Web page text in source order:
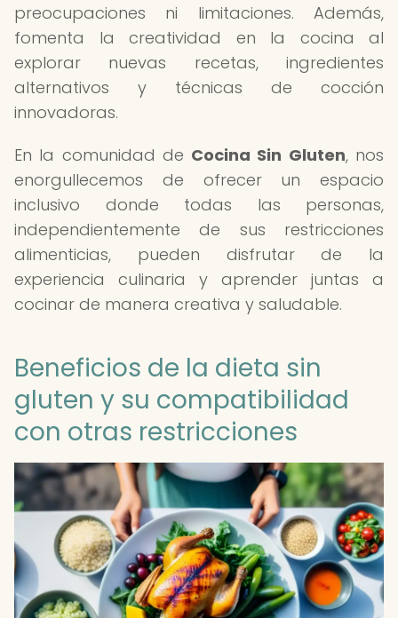
preocupaciones ni limitaciones. Además,
fomenta la creatividad en la cocina al
explorar nuevas recetas, ingredientes
alternativos y técnicas de cocción
innovadoras.
En la comunidad de Cocina Sin Gluten, nos
enorgullecemos de ofrecer un espacio
inclusivo donde todas las personas,
independientemente de sus restricciones
alimenticias, pueden disfrutar de la
experiencia culinaria y aprender juntas a
cocinar de manera creativa y saludable.
Beneficios de la dieta sin
gluten y su compatibilidad
con otras restricciones